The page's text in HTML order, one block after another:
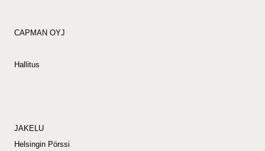
CAPMAN OYJ
Hallitus
JAKELU
Helsingin Pörssi